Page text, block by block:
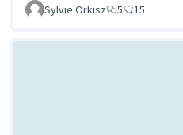
Sylvie Orkisz
5 15